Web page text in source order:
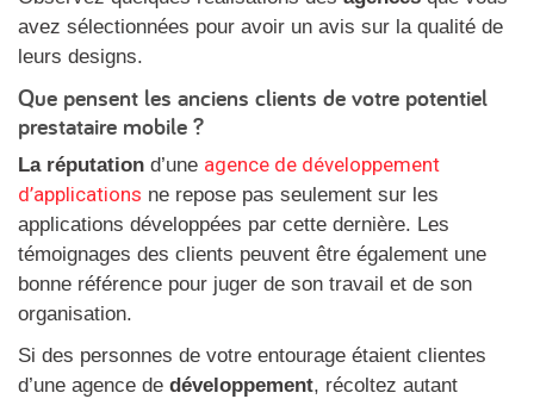
avez sélectionnées pour avoir un avis sur la qualité de
leurs designs.
Que pensent les anciens clients de votre potentiel
prestataire mobile ?
La réputation d’une agence de développement
d’applications ne repose pas seulement sur les
applications développées par cette dernière. Les
témoignages des clients peuvent être également une
bonne référence pour juger de son travail et de son
organisation.
Si des personnes de votre entourage étaient clientes
d’une agence de développement, récoltez autant